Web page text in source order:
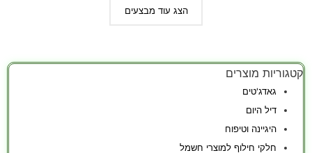
הצג עוד מבצעים
קטגוריות מוצרים
גאדג'טים
דיל היום
היגיינה וטיפוח
חלקי חילוף למוצרי חשמל